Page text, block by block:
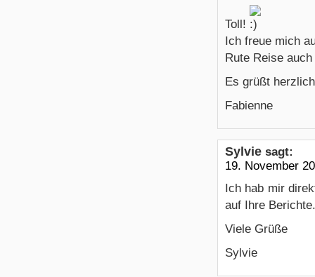
Toll!
Ich freue mich
Rute Reise
Es grüßt
Fabienne
Sylvie sagt:
19. November
Ich hab mir
auf Ihre Berichte.
Viele Grüße
Sylvie